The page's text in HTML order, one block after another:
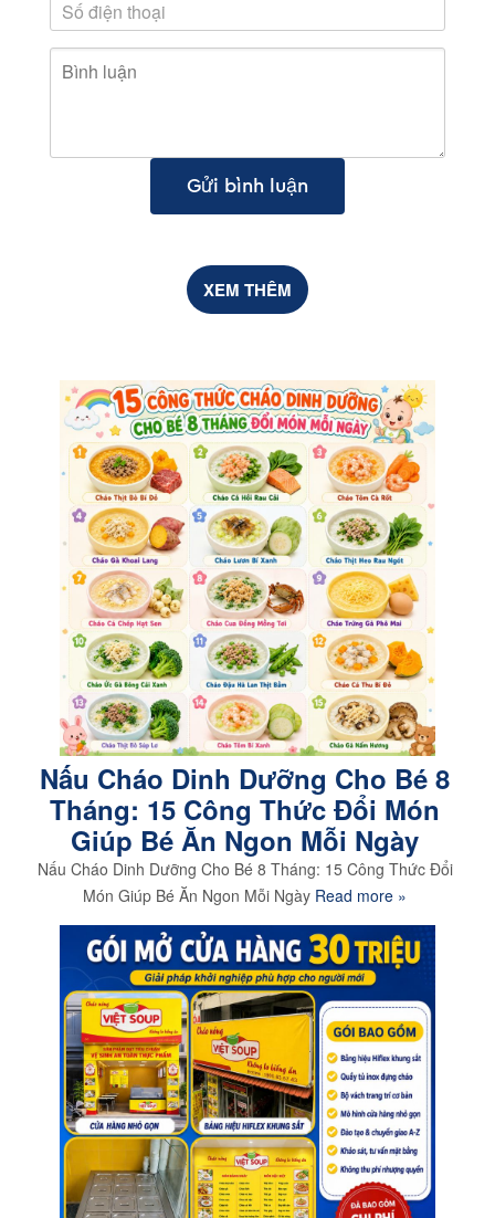
Gửi bình luận
XEM THÊM
Nấu Cháo Dinh Dưỡng Cho Bé 8
Tháng: 15 Công Thức Đổi Món
Giúp Bé Ăn Ngon Mỗi Ngày
Nấu Cháo Dinh Dưỡng Cho Bé 8 Tháng: 15 Công Thức Đổi
Món Giúp Bé Ăn Ngon Mỗi Ngày Read more »